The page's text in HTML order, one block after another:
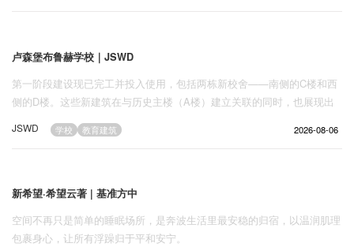
卢森堡布鲁赫学校｜JSWD
第一阶段建设现已完工并投入使用，包括两栋新校舍——南侧的C楼和西
侧的D楼。这些新建筑在与历史主楼（A楼）建立关联的同时，也展现出
对项目自信的现代诠释。新建筑的砖砌外立面在色调上与现有抹灰和天然
石材立面相协调。
JSWD 学校 教育建筑 2026-08-06
新希望·希望云著 | 基准方中
空间不再只是简单的睡眠场所，是奔波生活里最安稳的归宿，以温润肌理
包裹身心，让所有浮躁归于平和安宁。